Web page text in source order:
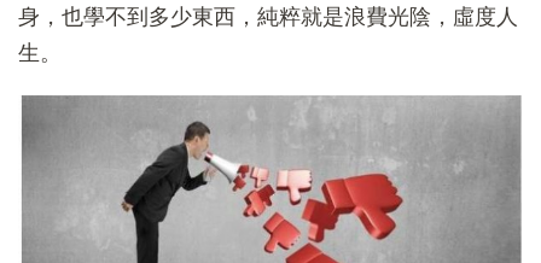
身，也學不到多少東西，純粹就是浪費光陰，虛度人
生。